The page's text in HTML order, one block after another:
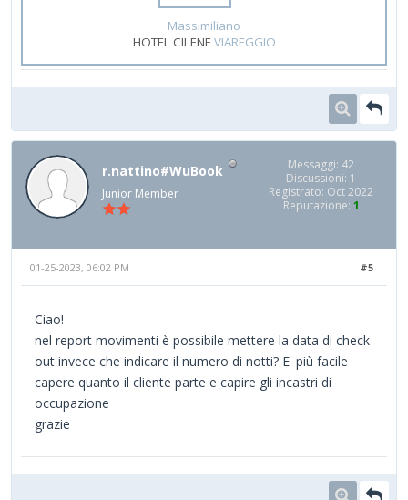
Massimiliano
HOTEL CILENEVIAREGGIO
r.nattino#WuBook
Junior Member
Messaggi: 42
Discussioni: 1
Registrato: Oct 2022
Reputazione: 1
#5
01-25-2023, 06:02 PM
Ciao!
nel report movimenti è possibile mettere la data di check
out invece che indicare il numero di notti? E' più facile
capere quanto il cliente parte e capire gli incastri di
occupazione
grazie